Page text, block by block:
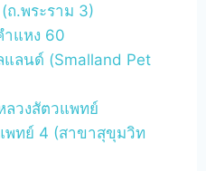
ถ.พระราม 3)
ำแหง 60
แลนด์ (Smalland Pet
ลวงสัตวแพทย์
พทย์ 4 (สาขาสุขุมวิท